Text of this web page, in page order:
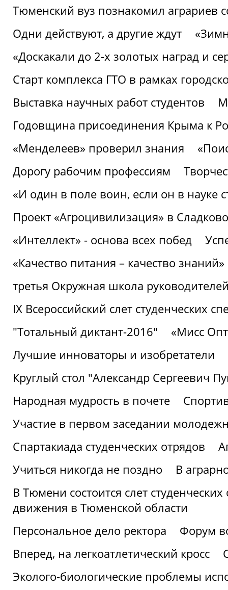
Тюменский вуз познакомил аграриев
Одни действуют, а другие ждут
«Доскакали до 2-х золотых наград и
Старт комплекса ГТО в рамках
Выставка научных работ студентов
Годовщина присоединения Крыма к
«Менделеев» проверил знания
Дорогу рабочим профессиям
«И один в поле воин, если он в науке
Проект «Агроцивилизация» в Сладково
«Интеллект» - основа всех побед
«Качество питания – качество знаний»
третья Окружная школа
IХ Всероссийский слет студенческих
"Тотальный диктант-2016"
«Мисс
Лучшие инноваторы и изобретатели
Круглый стол "Александр Сергеевич
Народная мудрость в почете
Участие в первом заседании
Спартакиада студенческих отрядов
Учиться никогда не поздно
В
В Тюмени состоится слет
движения в Тюменской области
Персональное дело ректора
Форум
Вперед, на легкоатлетический кросс
Эколого-биологические проблемы